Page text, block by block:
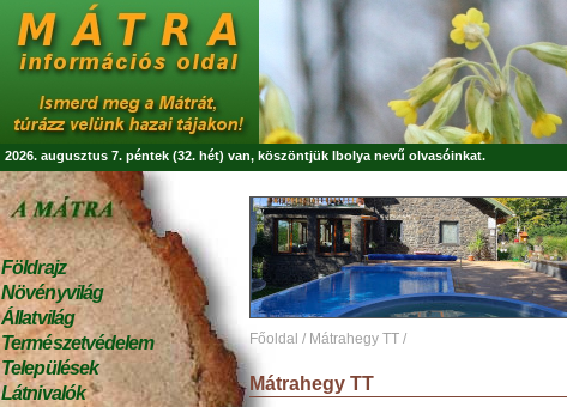
2026. augusztus 7. péntek (32. hét) van, köszöntjük Ibolya nevű olvasóinkat.
Földrajz
Növényvilág
Állatvilág
Természetvédelem
Települések
Látnivalók
Főoldal / Mátrahegy TT /
Mátrahegy TT